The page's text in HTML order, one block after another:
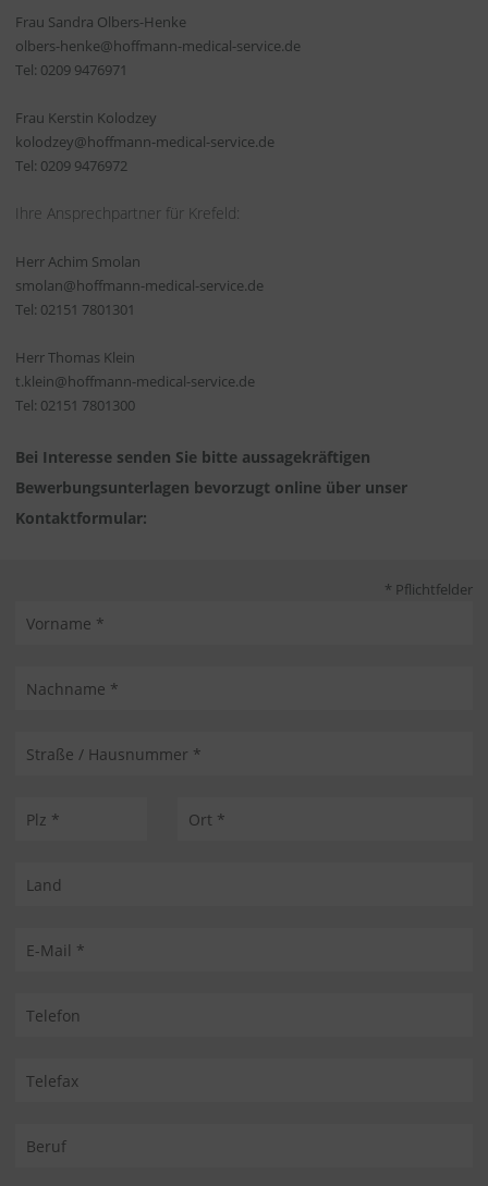
Frau Sandra Olbers-Henke
olbers-henke@hoffmann-medical-service.de
Tel: 0209 9476971
Frau Kerstin Kolodzey
kolodzey@hoffmann-medical-service.de
Tel: 0209 9476972
Ihre Ansprechpartner für Krefeld:
Herr Achim Smolan
smolan@hoffmann-medical-service.de
Tel: 02151 7801301
Herr Thomas Klein
t.klein@hoffmann-medical-service.de
Tel: 02151 7801300
Bei Interesse senden Sie bitte aussagekräftigen
Bewerbungsunterlagen bevorzugt online über unser
Kontaktformular:
* Pflichtfelder